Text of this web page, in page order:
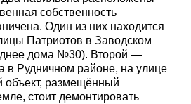
собственность
Один из них находится
Патриотов в Заводском
дома №30). Второй —
в Рудничном районе, на улице
объект, размещённый
стоит демонтировать